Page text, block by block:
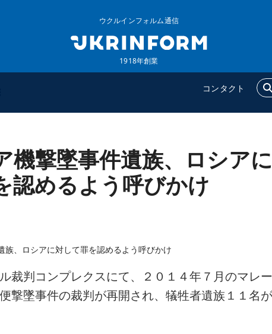
ウクルインフォルム通信
1918年創業
コンタクト
ウクルインフォルム
ウクルインフォルムについ
て
特集
インタビュー
機撃墜事件遺族、ロシアに
認めるよう呼びかけ
裁判コンプレクスにて、２０１４年７月のマレー
撃墜事件の裁判が再開され、犠牲者遺族１１名が